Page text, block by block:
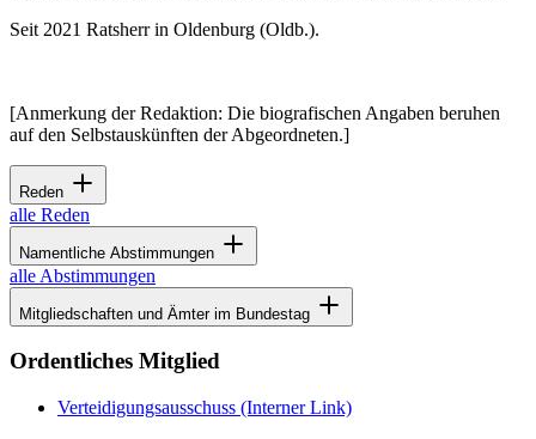
Seit 2021 Ratsherr in Oldenburg (Oldb.).
[Anmerkung der Redaktion: Die biografischen Angaben beruhen
auf den Selbstauskünften der Abgeordneten.]
Reden
alle Reden
Namentliche Abstimmungen
alle Abstimmungen
Mitgliedschaften und Ämter im Bundestag
Ordentliches Mitglied
Verteidigungsausschuss (Interner Link)